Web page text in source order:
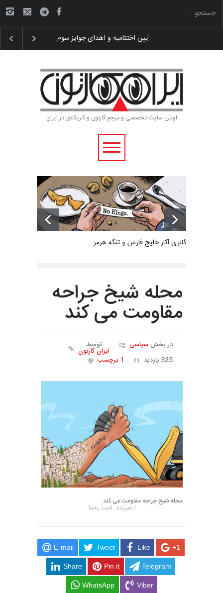
گزارش تصویری آیین اختتامیه و اهدای جوایز سوم…
اولین سایت تخصصی و مرجع کارتون و کاریکاتور در ایران
گالری آثار خلیج فارس و تنگه هرمز
محله شیخ جراحه
مقاومت می کند
در بخش سیاسی توسط
ایران کارتون
325 بازدید
1 برچسب
محله شیخ جراحه مقاومت می کند
/ هنرمند: احمد رحما
E-mail Tweet Like +1
Share Pin it Telegram
WhatsApp Viber